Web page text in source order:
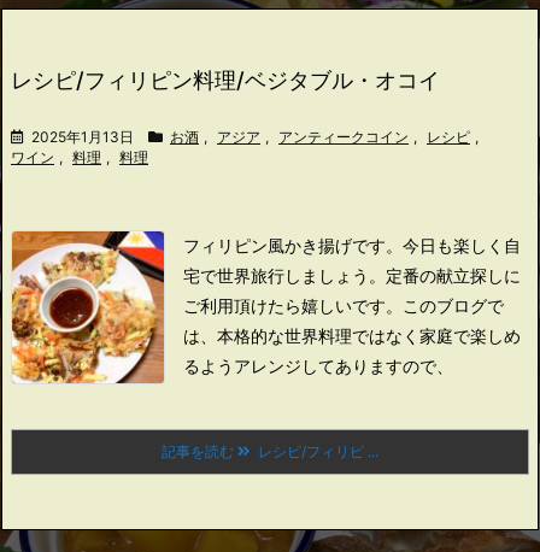
レシピ/フィリピン料理/ベジタブル・オコイ
2025年1月13日 お酒 , アジア , アンティークコイン , レシピ ,
ワイン , 料理 , 料理
フィリピン風かき揚げです。 今日も楽しく自
宅で世界旅行しましょう。 定番の献立探しに
ご利用頂けたら嬉しいです。
このブログで
は、本格的な世界料理ではなく家庭で楽しめ
るようアレンジしてありますので、
記事を読む レシピ/フィリピ ...